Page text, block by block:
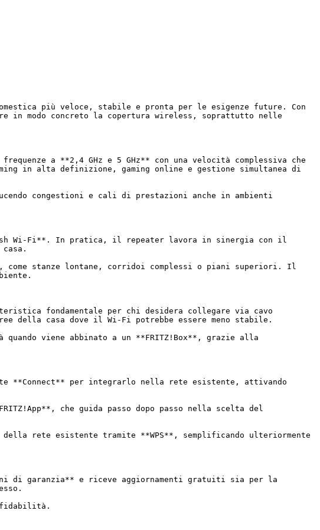
più veloce, stabile e pronta per le esigenze future. Con
in modo concreto la copertura wireless, soprattutto nelle
a **2,4 GHz e 5 GHz** con una velocità complessiva che
in alta definizione, gaming online e gestione simultanea di
congestioni e cali di prestazioni anche in ambienti
Wi-Fi**. In pratica, il repeater lavora in sinergia con il
come stanze lontane, corridoi complessi o piani superiori. Il
fondamentale per chi desidera collegare via cavo
della casa dove il Wi-Fi potrebbe essere meno stabile.
viene abbinato a un **FRITZ!Box**, grazie alla
**Connect** per integrarlo nella rete esistente, attivando
che guida passo dopo passo nella scelta del
della rete esistente tramite **WPS**, semplificando ulteriormente
di garanzia** e riceve aggiornamenti gratuiti sia per la